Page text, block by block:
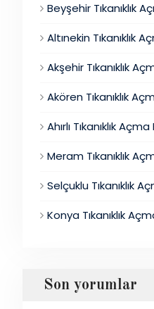
Beyşehir Tıkanıklık
Altınekin Tıkanıklık
Akşehir Tıkanıklık
Akören Tıkanıklık
Ahırlı Tıkanıklık
Meram Tıkanıklık
Selçuklu Tıkanıklık
Konya Tıkanıklık
Son yorumlar